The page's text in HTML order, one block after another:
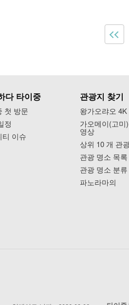
다 타이중
첫 방문
정
티 이슈
관광지 찾기
왕가오랴오
가오메이(고미
영상
상위 10 개 관
관광 명소 목록
관광 명소 분류
파노라마의